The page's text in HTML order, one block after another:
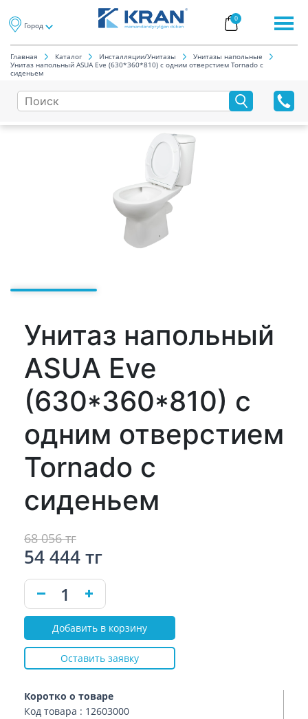
Город
0
Главная Каталог Инсталляции/Унитазы
Унитазы напольные
Унитаз напольный ASUA Eve (630*360*810) с одним отверстием Tornado с
сиденьем
Унитаз напольный
ASUA Eve
(630*360*810) с
одним отверстием
Tornado с
сиденьем
Коротко о товаре
Код товара : 12603000
68 056 тг
54 444 тг
Добавить в корзину
Оставить заявку